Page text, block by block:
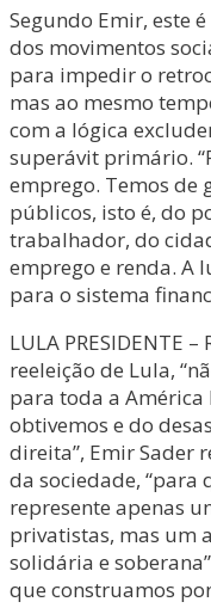
Segundo Emir, este
dos movimentos
para impedir o
mas ao mesmo
com a lógica
superávit primário.
emprego. Temos de
públicos, isto é, do
trabalhador, do
emprego e renda. A
para o sistema
LULA PRESIDENTE
reeleição de Lula,
para toda a América
obtivemos e do
direita”, Emir Sader
da sociedade, “para
represente apenas
privatistas, mas um
solidária e
que construamos